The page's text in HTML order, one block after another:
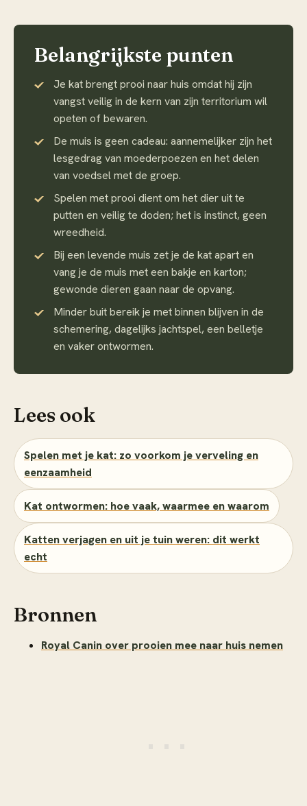
Belangrijkste punten
Je kat brengt prooi naar huis omdat hij zijn
vangst veilig in de kern van zijn territorium wil
opeten of bewaren.
De muis is geen cadeau: aannemelijker zijn het
lesgedrag van moederpoezen en het delen
van voedsel met de groep.
Spelen met prooi dient om het dier uit te
putten en veilig te doden; het is instinct, geen
wreedheid.
Bij een levende muis zet je de kat apart en
vang je de muis met een bakje en karton;
gewonde dieren gaan naar de opvang.
Minder buit bereik je met binnen blijven in de
schemering, dagelijks jachtspel, een belletje
en vaker ontwormen.
Lees ook
Spelen met je kat: zo voorkom je verveling en
eenzaamheid
Kat ontwormen: hoe vaak, waarmee en waarom
Katten verjagen en uit je tuin weren: dit werkt
echt
Bronnen
Royal Canin over prooien mee naar huis nemen